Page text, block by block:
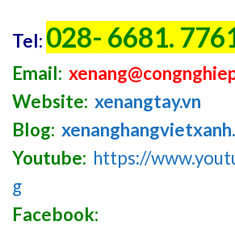
Tel: 028- 6681.
Email:
Website: xenangtay.vn
Blog:
Youtube: https://
g
Facebook: